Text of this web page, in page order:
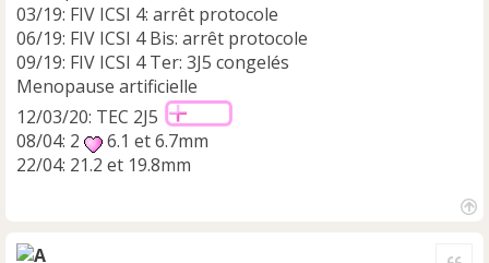
03/19: FIV ICSI 4: arrêt protocole
06/19: FIV ICSI 4 Bis: arrêt protocole
09/19: FIV ICSI 4 Ter: 3J5 congelés
Menopause artificielle
12/03/20: TEC 2J5
08/04: 2
6.1 et 6.7mm
22/04: 21.2 et 19.8mm